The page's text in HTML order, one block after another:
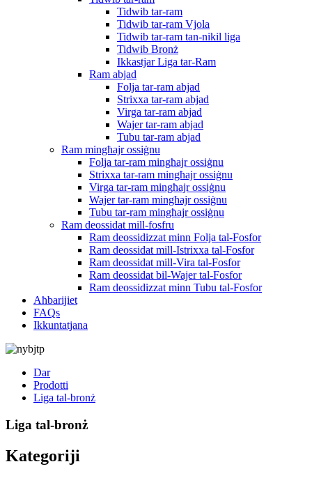
Tidwib tar-ram
Tidwib tar-ram Vjola
Tidwib tar-ram tan-nikil liga
Tidwib Bronż
Ikkastjar Liga tar-Ram
Ram abjad
Folja tar-ram abjad
Strixxa tar-ram abjad
Virga tar-ram abjad
Wajer tar-ram abjad
Tubu tar-ram abjad
Ram mingħajr ossiġnu
Folja tar-ram mingħajr ossiġnu
Strixxa tar-ram mingħajr ossiġnu
Virga tar-ram mingħajr ossiġnu
Wajer tar-ram mingħajr ossiġnu
Tubu tar-ram mingħajr ossiġnu
Ram deossidat mill-fosfru
Ram deossidizzat minn Folja tal-Fosfor
Ram deossidat mill-Istrixxa tal-Fosfor
Ram deossidat mill-Vira tal-Fosfor
Ram deossidat bil-Wajer tal-Fosfor
Ram deossidizzat minn Tubu tal-Fosfor
Aħbarijiet
FAQs
Ikkuntatjana
Dar
Prodotti
Liga tal-bronż
Liga tal-bronż
Kategoriji